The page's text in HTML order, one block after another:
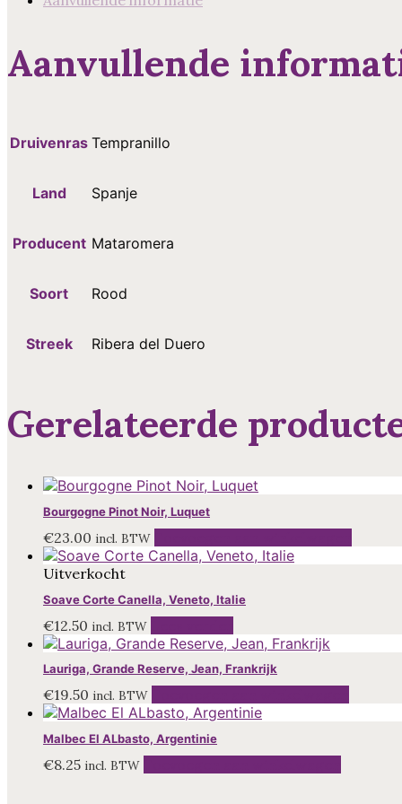
Aanvullende
Druivenras Tempranillo
Land Spanje
Producent Mataromera
Soort Rood
Streek Ribera del Duero
Gerelateerde
Bourgogne Pinot Noir, Luquet
€23.00 incl. BTW
Uitverkocht
Soave Corte Canella, Veneto, Italie
€12.50 incl. BTW
Lauriga, Grande Reserve, Jean, Frankrijk
€19.50 incl. BTW
Malbec El ALbasto, Argentinie
€8.25 incl. BTW